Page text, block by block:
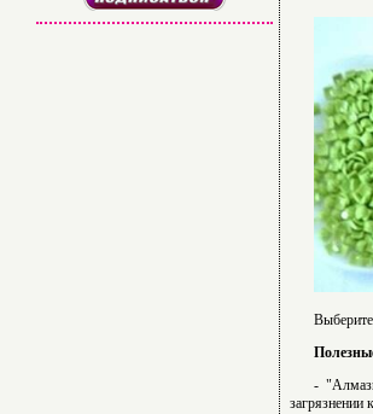
-
загрязнении